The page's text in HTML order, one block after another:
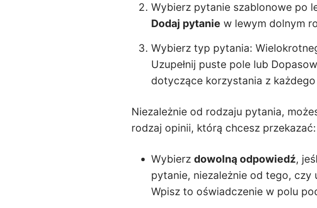
Wybierz pytanie szablonowe po
Dodaj pytanie w lewym dolnym
Wybierz typ pytania:
Uzupełnij puste pole lub
dotyczące korzystania z
Niezależnie od rodzaju pytania,
rodzaj opinii, którą chcesz przekazać:
Wybierz dowolną odpowiedź,
pytanie, niezależnie od tego,
Wpisz to oświadczenie w polu